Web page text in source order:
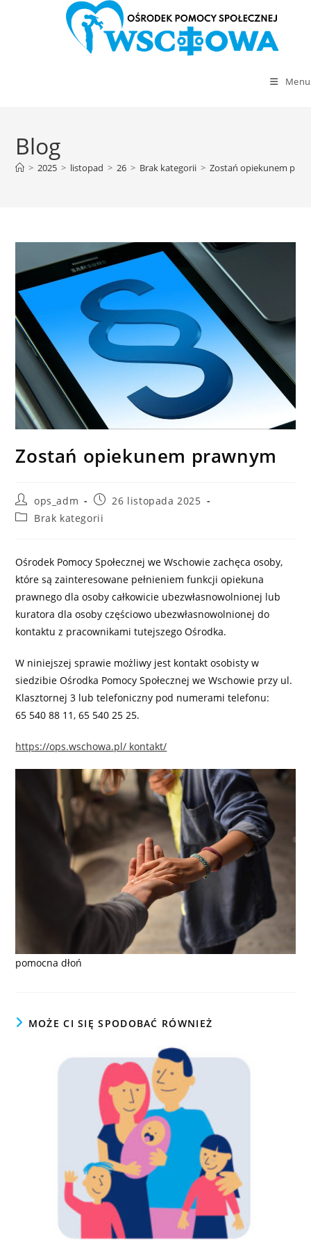
content
Menu
Blog
> 2025 > listopad > 26 > Brak kategorii > Zostań opiekunem
Zostań opiekunem prawnym
Post
author:
ops_adm
Post
published:
26 listopada 2025
PostBrak kategorii
Ośrodek Pomocy Społecznej we Wschowie zachęca osoby,
które są zainteresowane pełnieniem funkcji opiekuna
prawnego dla osoby całkowicie ubezwłasnowolnionej lub
kuratora dla osoby częściowo ubezwłasnowolnionej do
kontaktu z pracownikami tutejszego Ośrodka.
W niniejszej sprawie możliwy jest kontakt osobisty w
siedzibie Ośrodka Pomocy Społecznej we Wschowie przy ul.
Klasztornej 3 lub telefoniczny pod numerami telefonu:
65 540 88 11, 65 540 25 25.
https://ops.wschowa.pl/ kontakt/
pomocna dłoń
MOŻE CI SIĘ SPODOBAĆ RÓWNIEŻ